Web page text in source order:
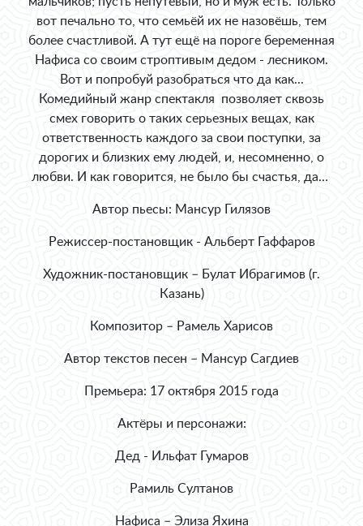
вот печально то, что семьёй их не назовёшь, тем
более счастливой. А тут ещё на пороге беременная
Нафиса со своим строптивым дедом - лесником.
Вот и попробуй разобраться что да как...
Комедийный жанр спектакля позволяет сквозь
смех говорить о таких серьезных вещах, как
ответственность каждого за свои поступки, за
дорогих и близких ему людей, и, несомненно, о
любви. И как говорится, не было бы счастья, да…
Автор пьесы: Мансур Гилязов
Режиссер-постановщик - Альберт Гаффаров
Художник-постановщик – Булат Ибрагимов (г.
Казань)
Композитор – Рамель Харисов
Автор текстов песен – Мансур Сагдиев
Премьера: 17 октября 2015 года
Актёры и персонажи:
Дед - Ильфат Гумаров
Рамиль Султанов
Нафиса – Элиза Яхина